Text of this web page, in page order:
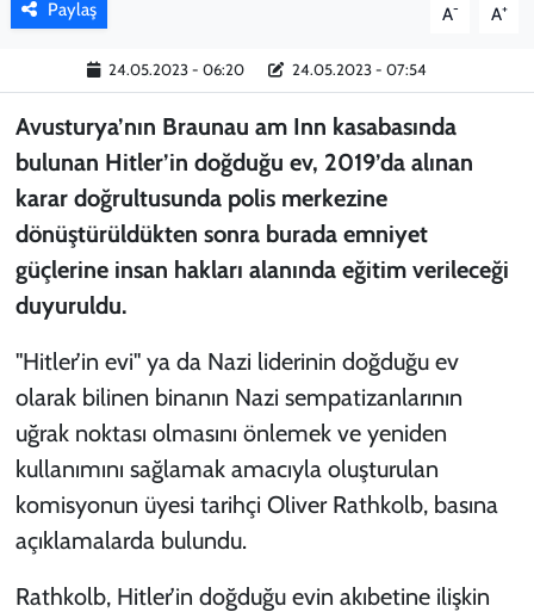
Paylaş A- A+
24.05.2023 - 06:20 24.05.2023 - 07:54
Avusturya’nın Braunau am Inn kasabasında
bulunan Hitler’in doğduğu ev, 2019’da alınan
karar doğrultusunda polis merkezine
dönüştürüldükten sonra burada emniyet
güçlerine insan hakları alanında eğitim verileceği
duyuruldu.
"Hitler’in evi" ya da Nazi liderinin doğduğu ev
olarak bilinen binanın Nazi sempatizanlarının
uğrak noktası olmasını önlemek ve yeniden
kullanımını sağlamak amacıyla oluşturulan
komisyonun üyesi tarihçi Oliver Rathkolb, basına
açıklamalarda bulundu.
Rathkolb, Hitler’in doğduğu evin akıbetine ilişkin